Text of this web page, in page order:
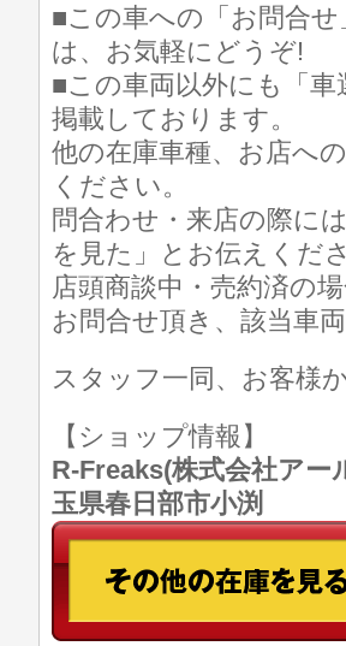
■この車への「お問合
は、お気軽にどうぞ!
■この車両以外にも「
掲載しております。
他の在庫車種、お店へ
ください。
問合わせ・来店の際に
を見た」とお伝えくださ
店頭商談中・売約済の
お問合せ頂き、該当車
スタッフ一同、お客様
【ショップ情報】
R-Freaks(株式会社ア
玉県春日部市小渕